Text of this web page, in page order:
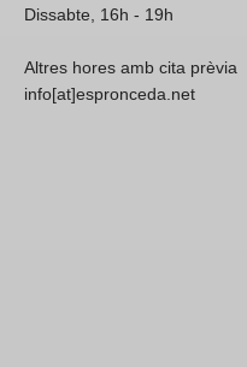
Dissabte, 16h - 19h
Altres hores amb cita prèvia
info[at]espronceda.net